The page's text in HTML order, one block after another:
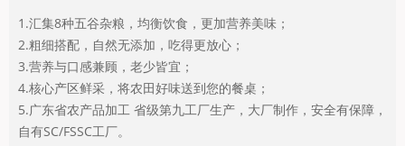
1.汇集8种五谷杂粮，均衡饮食，更加营养美味；
2.粗细搭配，自然无添加，吃得更放心；
3.营养与口感兼顾，老少皆宜；
4.核心产区鲜采，将农田好味送到您的餐桌；
5.广东省农产品加工 省级第九工厂生产，大厂制作，安全有保障，
自有SC/FSSC工厂。